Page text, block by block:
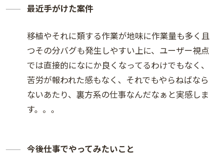
最近手がけた案件
移植やそれに類する作業が地味に作業量も多く且
つその分バグも発生しやすい上に、ユーザー視点
では直接的になにか良くなってるわけでもなく、
苦労が報われた感もなく、それでもやらねばなら
ないあたり、裏方系の仕事なんだなぁと実感しま
す。。。
今後仕事でやってみたいこと